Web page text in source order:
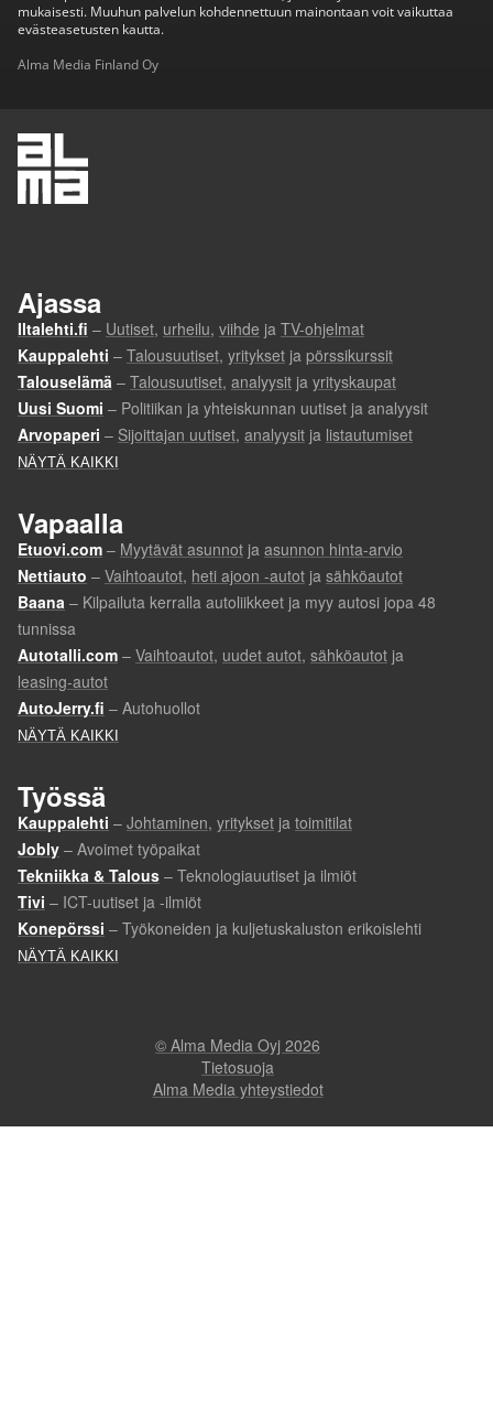
mukaisesti. Muuhun palvelun kohdennettuun mainontaan voit vaikuttaa
evästeasetusten kautta.
Alma Media Finland Oy